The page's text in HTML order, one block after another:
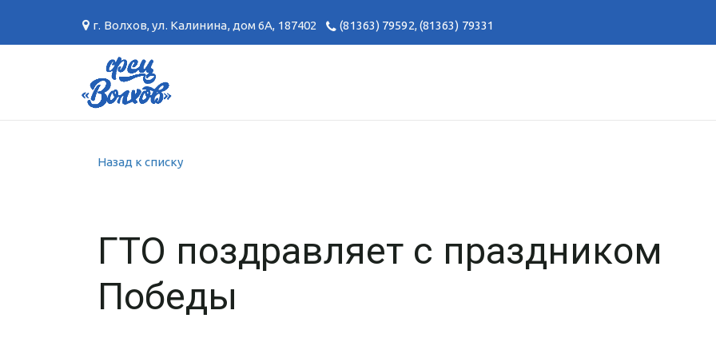
г. Волхов,ул. Калинина, дом 6А, 187402 (81363) 79592,(81363) 79331
Назад к списку
ГТО поздравляет с праздником
Победы